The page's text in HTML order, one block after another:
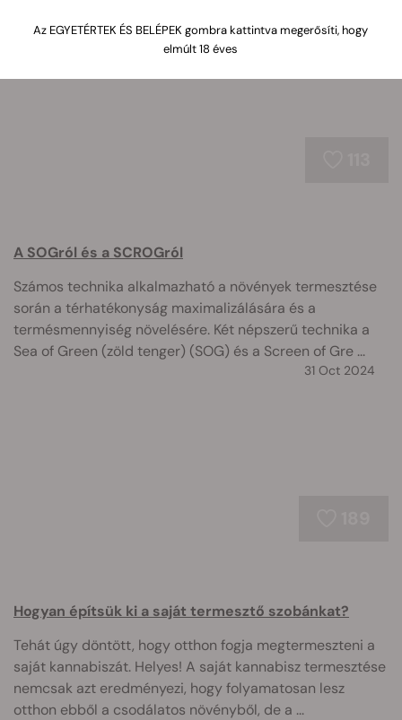
maximalizálása érdekében.
A SOGról és a SCROGról
Számos technika alkalmazható a növények termesztése
során a térhatékonyság maximalizálására és a
termésmennyiség növelésére. Két népszerű technika a
Sea of Green (zöld tenger) (SOG) és a Screen of Gre ...
31 Oct 2024
Hogyan építsük ki a saját termesztő szobánkat?
Tehát úgy döntött, hogy otthon fogja megtermeszteni a
saját kannabiszát. Helyes! A saját kannabisz termesztése
nemcsak azt eredményezi, hogy folyamatosan lesz
otthon ebből a csodálatos növényből, de a ...
Az EGYETÉRTEK ÉS BELÉPEK gombra kattintva megerősíti, hogy
elmúlt 18 éves